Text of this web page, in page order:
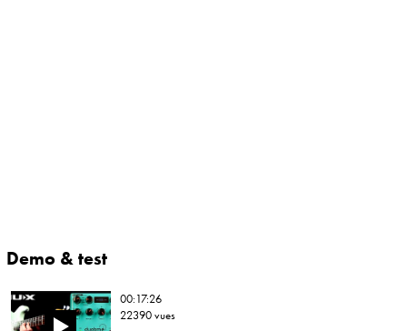
Demo & test
00:17:26
22390 vues